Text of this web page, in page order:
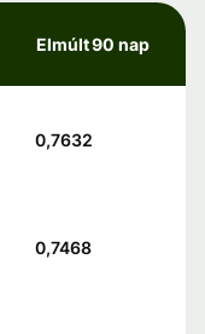
Elmúlt 90 nap
0,7632
0,7468